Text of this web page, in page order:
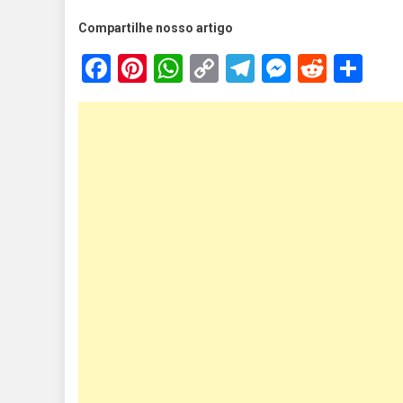
Compartilhe nosso artigo
Facebook
Pinterest
WhatsApp
Copy
Link
TelegramReddit